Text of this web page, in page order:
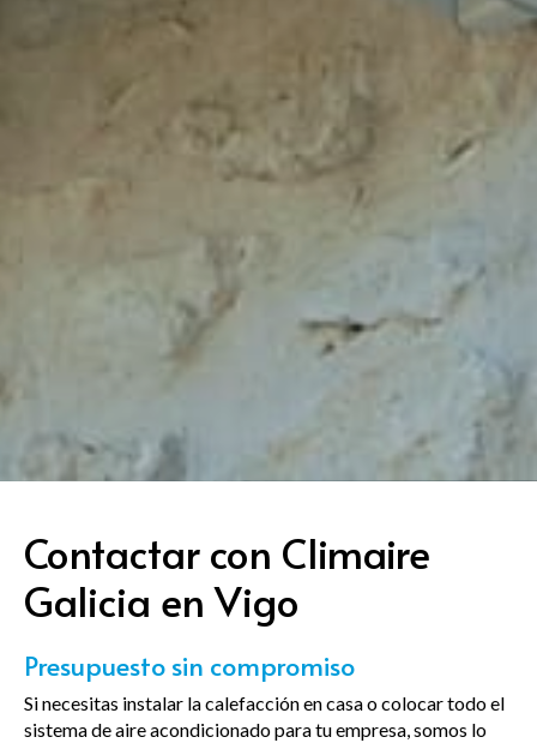
Contactar con Climaire
Galicia en Vigo
Presupuesto sin compromiso
Si necesitas instalar la calefacción en casa o colocar todo el
sistema de aire acondicionado para tu empresa, somos lo